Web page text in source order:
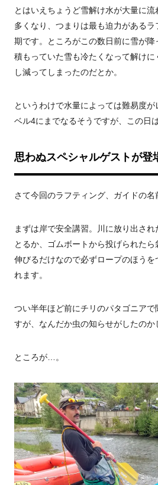
とはいえちょうど雪解け水が大量に
多くなり、つまりは最も迫力がある
期です。ところがこの数日前に雪が
積もっていた雪も冷たくなって解け
し減ってしまったのだとか。
というわけで水量によっては難易度
ベル4にまでなるそうですが、この日
思わぬスペシャルゲストが登
さて今回のラフティング、ガイドの名
まずは岸で安全講習。川に放り出さ
とるか、ゴムボートから投げられた
伸びるだけなので必ずロープのほうを
れます。
つい半年ほど前にチリのパタゴニア
すが、なんだか虫の知らせがしたのか
ところが…。